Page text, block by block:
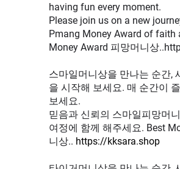
having fun every moment.
Please join us on a new
Pmang Money Award of faith
Money Award 피망머니상
스마일머니상을 만나는 순간,
을 시작해 보세요. 매 순간이
보세요.
믿음과 신뢰의 스마일피망머
여정에 함께 해주세요. Best
니상.. https://kksara.shop